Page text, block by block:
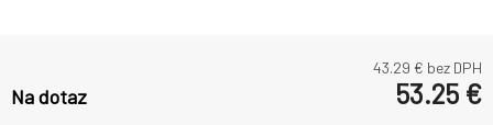
43.29 € bez DPH
Na dotaz 53.25 €